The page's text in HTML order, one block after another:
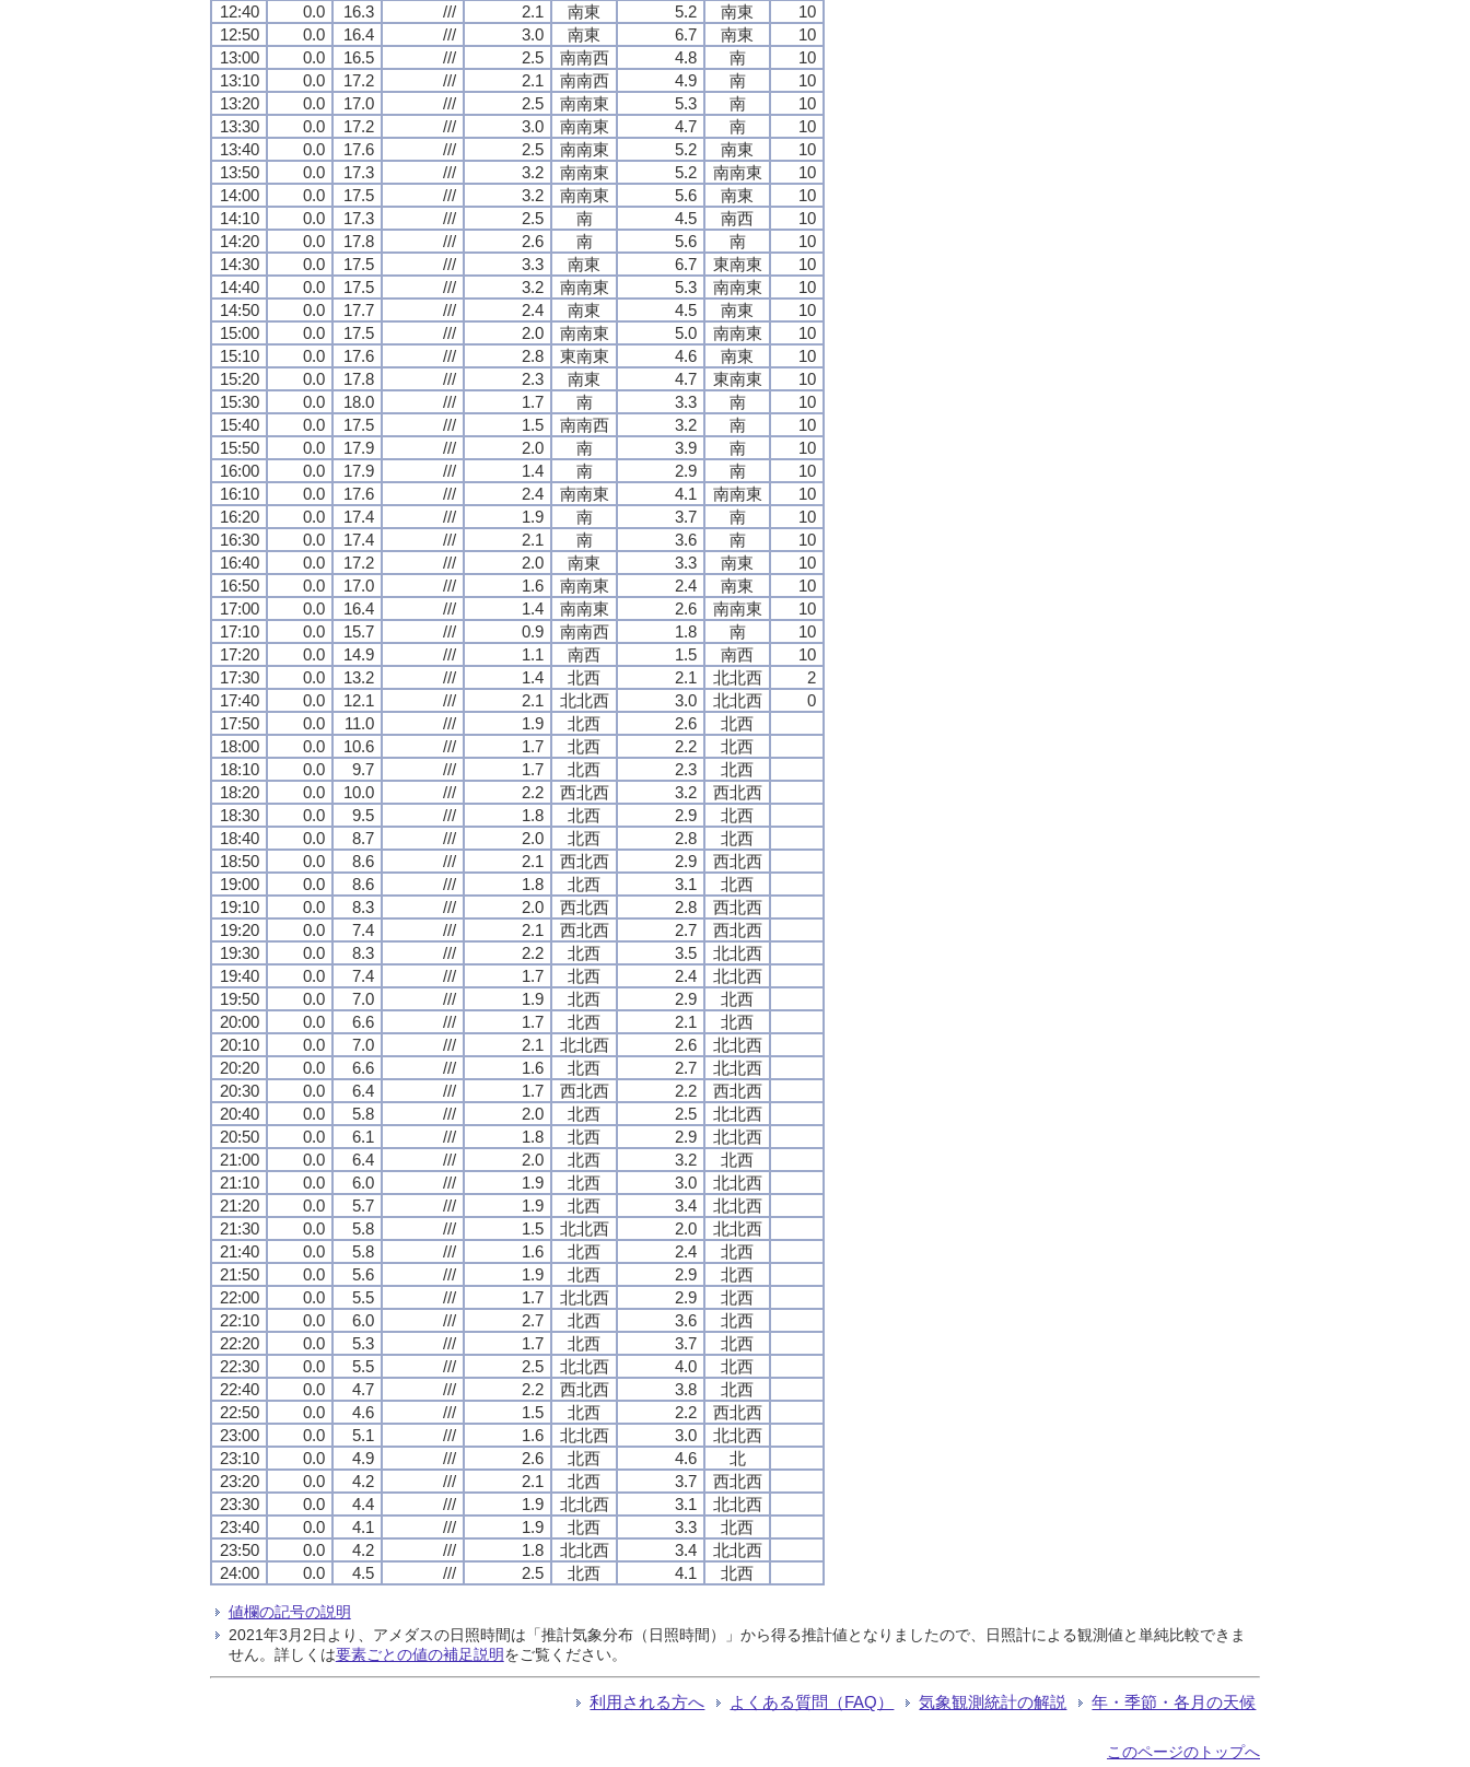
12:40
0.0 16.3 /// 2.1 南東 5.2 南東
10
12:50
0.0 16.4 /// 3.0 南東 6.7 南東
10
13:00
0.0 16.5 /// 2.5 南南西 4.8 南
10
13:10
0.0 17.2 /// 2.1 南南西 4.9 南
10
13:20
0.0 17.0 /// 2.5 南南東 5.3 南
10
13:30
0.0 17.2 /// 3.0 南南東 4.7 南
10
13:40
0.0 17.6 /// 2.5 南南東 5.2 南東
10
13:50
0.0 17.3 /// 3.2 南南東 5.2 南南東
10
14:00
0.0 17.5 /// 3.2 南南東 5.6 南東
10
14:10
0.0 17.3 /// 2.5 南 4.5 南西
10
14:20
0.0 17.8 /// 2.6 南 5.6 南
10
14:30
0.0 17.5 /// 3.3 南東 6.7 東南東
10
14:40
0.0 17.5 /// 3.2 南南東 5.3 南南東
10
14:50
0.0 17.7 /// 2.4 南東 4.5 南東
10
15:00
0.0 17.5 /// 2.0 南南東 5.0 南南東
10
15:10
0.0 17.6 /// 2.8 東南東 4.6 南東
10
15:20
0.0 17.8 /// 2.3 南東 4.7 東南東
10
15:30
0.0 18.0 /// 1.7 南 3.3 南
10
15:40
0.0 17.5 /// 1.5 南南西 3.2 南
10
15:50
0.0 17.9 /// 2.0 南 3.9 南
10
16:00
0.0 17.9 /// 1.4 南 2.9 南
10
16:10
0.0 17.6 /// 2.4 南南東 4.1 南南東
10
16:20
0.0 17.4 /// 1.9 南 3.7 南
10
16:30
0.0 17.4 /// 2.1 南 3.6 南
10
16:40
0.0 17.2 /// 2.0 南東 3.3 南東
10
16:50
0.0 17.0 /// 1.6 南南東 2.4 南東
10
17:00
0.0 16.4 /// 1.4 南南東 2.6 南南東
10
17:10
0.0 15.7 /// 0.9 南南西 1.8 南
10
17:20
0.0 14.9 /// 1.1 南西 1.5 南西
10
17:30
0.0 13.2 /// 1.4 北西 2.1 北北西
2
17:40
0.0 12.1 /// 2.1 北北西 3.0 北北西
0
17:50
0.0 11.0 /// 1.9 北西 2.6
北西
18:00
0.0 10.6 /// 1.7 北西 2.2
北西
18:10
0.0 9.7 /// 1.7 北西 2.3
北西
18:20
0.0 10.0 /// 2.2 西北西 3.2
西北西
18:30
0.0 9.5 /// 1.8 北西 2.9
北西
18:40
0.0 8.7 /// 2.0 北西 2.8
北西
18:50
0.0 8.6 /// 2.1 西北西 2.9
西北西
19:00
0.0 8.6 /// 1.8 北西 3.1
北西
19:10
0.0 8.3 /// 2.0 西北西 2.8
西北西
19:20
0.0 7.4 /// 2.1 西北西 2.7
西北西
19:30
0.0 8.3 /// 2.2 北西 3.5
北北西
19:40
0.0 7.4 /// 1.7 北西 2.4
北北西
19:50
0.0 7.0 /// 1.9 北西 2.9
北西
20:00
0.0 6.6 /// 1.7 北西 2.1
北西
20:10
0.0 7.0 /// 2.1 北北西 2.6
北北西
20:20
0.0 6.6 /// 1.6 北西 2.7
北北西
20:30
0.0 6.4 /// 1.7 西北西 2.2
西北西
20:40
0.0 5.8 /// 2.0 北西 2.5
北北西
20:50
0.0 6.1 /// 1.8 北西 2.9
北北西
21:00
0.0 6.4 /// 2.0 北西 3.2
北西
21:10
0.0 6.0 /// 1.9 北西 3.0
北北西
21:20
0.0 5.7 /// 1.9 北西 3.4
北北西
21:30
0.0 5.8 /// 1.5 北北西 2.0
北北西
21:40
0.0 5.8 /// 1.6 北西 2.4
北西
21:50
0.0 5.6 /// 1.9 北西 2.9
北西
22:00
0.0 5.5 /// 1.7 北北西 2.9
北西
22:10
0.0 6.0 /// 2.7 北西 3.6
北西
22:20
0.0 5.3 /// 1.7 北西 3.7
北西
22:30
0.0 5.5 /// 2.5 北北西 4.0
北西
22:40
0.0 4.7 /// 2.2 西北西 3.8
北西
22:50
0.0 4.6 /// 1.5 北西 2.2
西北西
23:00
0.0 5.1 /// 1.6 北北西 3.0
北北西
23:10
0.0 4.9 /// 2.6 北西 4.6
北
23:20
0.0 4.2 /// 2.1 北西 3.7
西北西
23:30
0.0 4.4 /// 1.9 北北西 3.1
北北西
23:40
0.0 4.1 /// 1.9 北西 3.3
北西
23:50
0.0 4.2 /// 1.8 北北西 3.4
北北西
24:00
0.0 4.5 /// 2.5 北西 4.1 北西
値欄の記号の説明
2021年3月2日より、アメダスの日照時間は「推計気象分布（日照時間）」から得る推計値となりましたので、日照計による観測値と単純比較できま
せん。詳しくは要素ごとの値の補足説明をご覧ください。
利用される方へ よくある質問（FAQ） 気象観測統計の解説 年・季節・各月の天候
このページのトップへ